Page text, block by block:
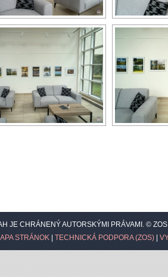
JE CHRÁNENÝ AUTORSKÝMI PRÁVAMI. ©
STRÁNOK TECHNICKÁ PODPORA (ZOS)